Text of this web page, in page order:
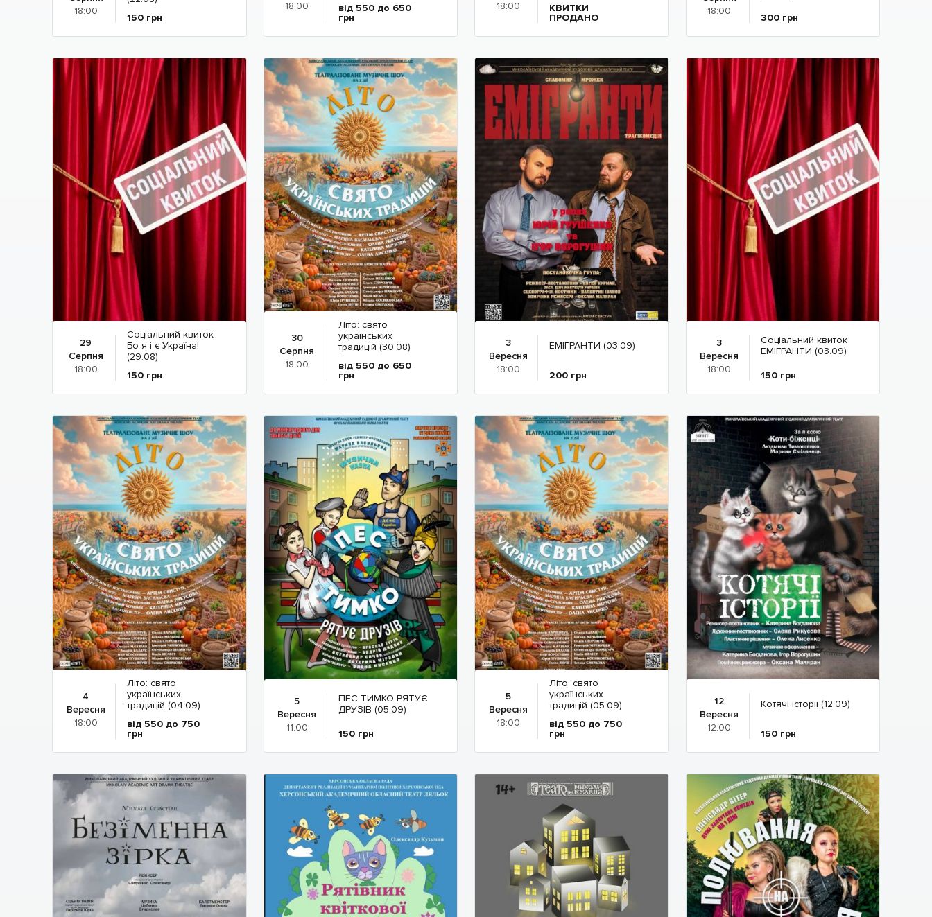
18:00
150 грн
Детальніше
18:00
від 550 до 650
грн
Детальніше
18:00
КВИТКИ
ПРОДАНО
Детальніше
18:00
300 грн
Детальніше
29
Серпня
18:00
Соціальний квиток
Бо я і є Україна!
(29.08)
150 грн
Детальніше
30
Серпня
18:00
Літо: свято
українських
традицій (30.08)
від 550 до 650
грн
Детальніше
3
Вересня
18:00
ЕМІГРАНТИ (03.09)
200 грн
Детальніше
3
Вересня
18:00
Соціальний квиток
ЕМІГРАНТИ (03.09)
150 грн
Детальніше
4
Вересня
18:00
Літо: свято
українських
традицій (04.09)
від 550 до 750
грн
Детальніше
5
Вересня
11:00
ПЕС ТИМКО РЯТУЄ
ДРУЗІВ (05.09)
150 грн
Детальніше
5
Вересня
18:00
Літо: свято
українських
традицій (05.09)
від 550 до 750
грн
Детальніше
12
Вересня
12:00
Котячі історії (12.09)
150 грн
Детальніше